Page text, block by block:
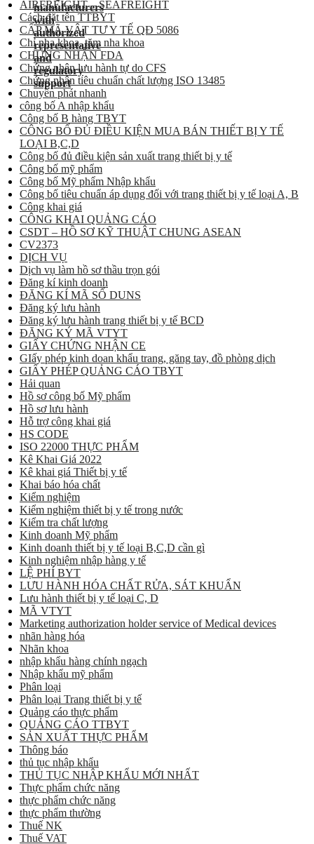
AIRFREIGHT – SEAFREIGHT
Cách đặt tên TTBYT
CẤP MÃ VẬT TƯ Y TẾ QĐ 5086
Chỉ nha khoa, tăm nha khoa
CHỨNG NHẬN FDA
Chứng nhận lưu hành tự do CFS
Chứng nhận tiêu chuẩn chất lượng ISO 13485
Chuyển phát nhanh
công bố A nhập khẩu
Công bố B hàng TBYT
CÔNG BỐ ĐỦ ĐIỀU KIỆN MUA BÁN THIẾT BỊ Y TẾ
LOẠI B,C,D
Công bố đủ điều kiện sản xuất trang thiết bị y tế
Công bố mỹ phẩm
Công bố Mỹ phẩm Nhập khẩu
Công bố tiêu chuẩn áp dụng đối với trang thiết bị y tế loại A, B
Công khai giá
CÔNG KHAI QUẢNG CÁO
CSDT – HỒ SƠ KỸ THUẬT CHUNG ASEAN
CV2373
DỊCH VỤ
Dịch vụ làm hồ sơ thầu trọn gói
Đăng kí kinh doanh
ĐĂNG KÍ MÃ SỐ DUNS
Đăng ký lưu hành
Đăng ký lưu hành trang thiết bị y tế BCD
ĐĂNG KÝ MÃ VTYT
GIẤY CHỨNG NHẬN CE
GIấy phép kinh doan khẩu trang, găng tay, đồ phòng dịch
GIẤY PHÉP QUẢNG CÁO TBYT
Hải quan
Hồ sơ công bố Mỹ phẩm
Hồ sơ lưu hành
Hỗ trợ công khai giá
HS CODE
ISO 22000 THỰC PHẨM
Kê Khai Giá 2022
Kê khai giá Thiết bị y tế
Khai báo hóa chất
Kiểm nghiệm
Kiểm nghiệm thiết bị y tế trong nước
Kiểm tra chất lượng
Kinh doanh Mỹ phẩm
Kinh doanh thiết bị y tế loại B,C,D cần gì
Kinh nghiệm nhập hàng y tế
LỆ PHÍ BYT
LƯU HÀNH HÓA CHẤT RỬA, SÁT KHUẨN
Lưu hành thiết bị y tế loại C, D
MÃ VTYT
Marketing authorization holder service of Medical devices
nhãn hàng hóa
Nhãn khoa
nhập khẩu hàng chính ngạch
Nhập khẩu mỹ phẩm
Phân loại
Phân loại Trang thiết bị y tế
Quảng cáo thực phẩm
QUẢNG CÁO TTBYT
SẢN XUẤT THỰC PHẨM
Thông báo
thủ tục nhập khẩu
THỦ TỤC NHẬP KHẨU MỚI NHẤT
Thực phẩm chức năng
thực phẩm chức năng
thực phẩm thường
Thuế NK
Thuế VAT